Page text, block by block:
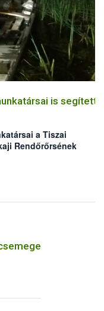
is
a Tiszai
Rendőrőrsének
csaptak le a